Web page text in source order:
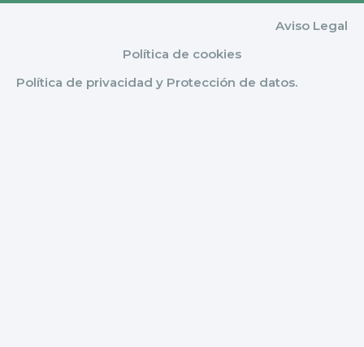
Aviso Legal
Política de cookies
Política de privacidad y Protección de datos.